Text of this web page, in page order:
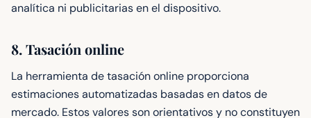
analítica ni publicitarias en el dispositivo.
8. Tasación online
La herramienta de tasación online proporciona
estimaciones automatizadas basadas en datos de
mercado. Estos valores son orientativos y no constituyen